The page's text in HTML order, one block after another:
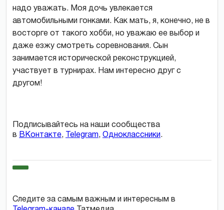
надо уважать. Моя дочь увлекается
автомобильными гонками. Как мать, я, конечно, не в
восторге от такого хобби, но уважаю ее выбор и
даже езжу смотреть соревнования. Сын
занимается исторической реконструкцией,
участвует в турнирах. Нам интересно друг с
другом!
Подписывайтесь на наши сообщества
в ВКонтакте, Telegram, Одноклассники.
Следите за самым важным и интересным в